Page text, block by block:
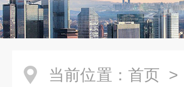
当前位置： 首页 >